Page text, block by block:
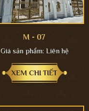
M - 07
Giá sản phẩm: Liên hệ
XEM CHI TIẾT